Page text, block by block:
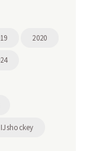
2020
IJshockey